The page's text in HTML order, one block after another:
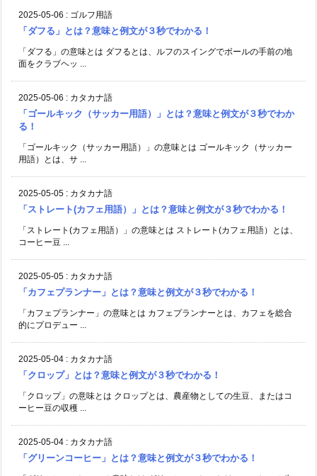
2025-05-06 : ゴルフ用語
「ダフる」とは？意味と例文が３秒でわかる！
「ダフる」の意味とは ダフるとは、ルフのスイングでボールの手前の地
面をクラブヘッ ...
2025-05-06 : カタカナ語
「ゴールキック（サッカー用語）」とは？意味と例文が３秒でわか
る！
「ゴールキック（サッカー用語）」の意味とは ゴールキック（サッカー
用語）とは、サ ...
2025-05-05 : カタカナ語
「ストレート(カフェ用語）」とは？意味と例文が３秒でわかる！
「ストレート(カフェ用語）」の意味とは ストレート(カフェ用語）とは、
コーヒー豆 ...
2025-05-05 : カタカナ語
「カフェプランナー」とは？意味と例文が３秒でわかる！
「カフェプランナー」の意味とは カフェプランナーとは、カフェを総合
的にプロデュー ...
2025-05-04 : カタカナ語
「クロップ」とは？意味と例文が３秒でわかる！
「クロップ」の意味とは クロップとは、農産物としての生豆、またはコ
ーヒー豆の収穫 ...
2025-05-04 : カタカナ語
「グリーンコーヒー」とは？意味と例文が３秒でわかる！